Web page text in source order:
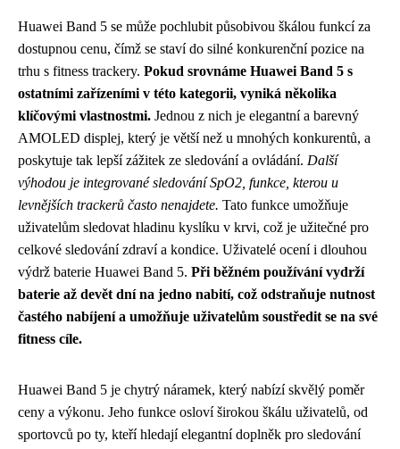
Huawei Band 5 se může pochlubit působivou škálou funkcí za
dostupnou cenu, čímž se staví do silné konkurenční pozice na
trhu s fitness trackery. Pokud srovnáme Huawei Band 5 s
ostatními zařízeními v této kategorii, vyniká několika
klíčovými vlastnostmi. Jednou z nich je elegantní a barevný
AMOLED displej, který je větší než u mnohých konkurentů, a
poskytuje tak lepší zážitek ze sledování a ovládání. Další
výhodou je integrované sledování SpO2, funkce, kterou u
levnějších trackerů často nenajdete. Tato funkce umožňuje
uživatelům sledovat hladinu kyslíku v krvi, což je užitečné pro
celkové sledování zdraví a kondice. Uživatelé ocení i dlouhou
výdrž baterie Huawei Band 5. Při běžném používání vydrží
baterie až devět dní na jedno nabití, což odstraňuje nutnost
častého nabíjení a umožňuje uživatelům soustředit se na své
fitness cíle.
Huawei Band 5 je chytrý náramek, který nabízí skvělý poměr
ceny a výkonu. Jeho funkce osloví širokou škálu uživatelů, od
sportovců po ty, kteří hledají elegantní doplněk pro sledování